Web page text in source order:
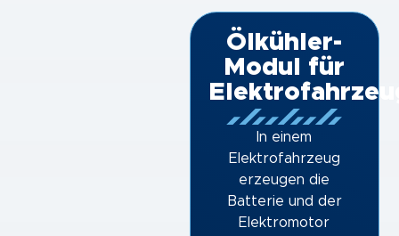
Ölkühler-
Modul für
In einem
Elektrofahrzeug
erzeugen die
Batterie und der
Elektromotor